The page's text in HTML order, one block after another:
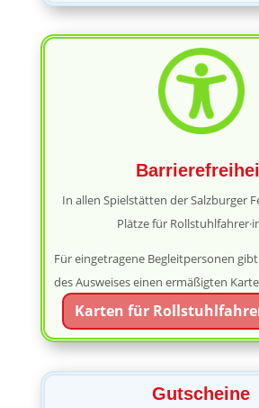
In allen Spielstätten der Salzburger
Plätze für
Für eingetragene Begleitpersonen
des Ausweises einen ermäßigten
Karten für
Gutscheine